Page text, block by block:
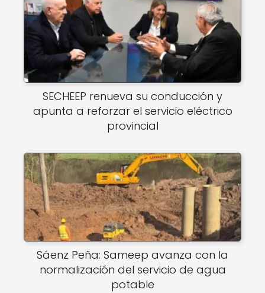
SECHEEP renueva su conducción y
apunta a reforzar el servicio eléctrico
provincial
Sáenz Peña: Sameep avanza con la
normalización del servicio de agua
potable